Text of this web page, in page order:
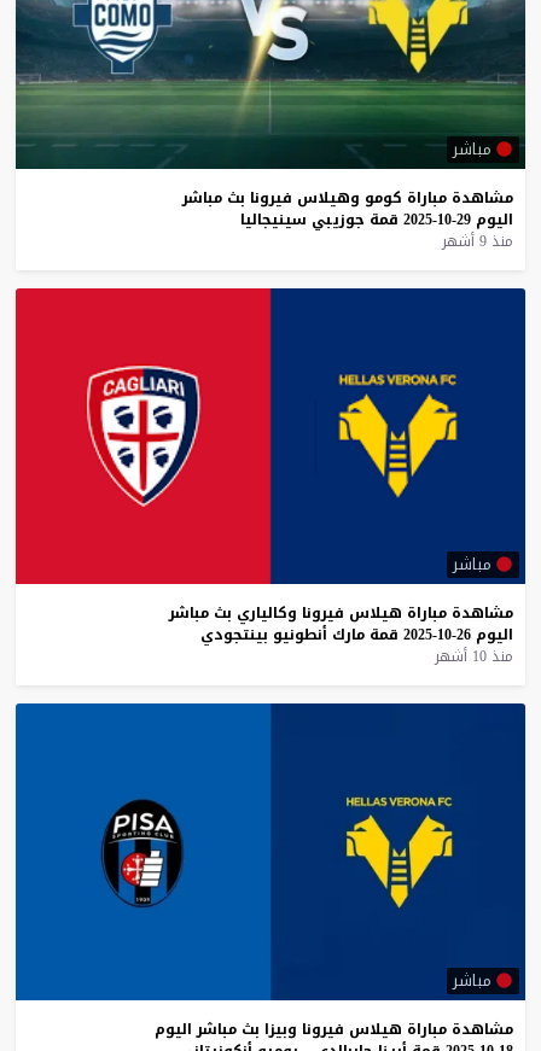
مباشر
مشاهدة مباراة كومو وهيلاس فيرونا بث مباشر
اليوم 29-10-2025 قمة جوزيبي سينيجاليا
منذ 9 أشهر
مباشر
مشاهدة مباراة هيلاس فيرونا وكالياري بث مباشر
اليوم 26-10-2025 قمة مارك أنطونيو بينتجودي
منذ 10 أشهر
مباشر
مشاهدة مباراة هيلاس فيرونا وبيزا بث مباشر اليوم